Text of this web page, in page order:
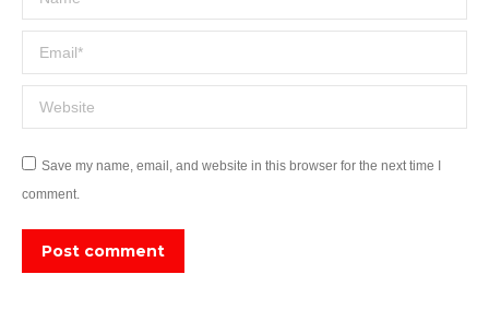
Email *
Website
Save my name, email, and website in this browser for the next time I
comment.
Post comment